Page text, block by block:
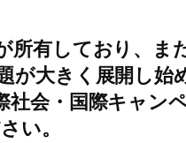
有しており、ま
が大きく展開し
会・国際キャン
さい。